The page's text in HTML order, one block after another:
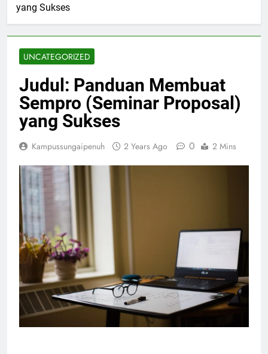
yang Sukses
UNCATEGORIZED
Judul: Panduan Membuat
Sempro (Seminar Proposal)
yang Sukses
Kampussungaipenuh 2 Years Ago 0 2 Mins